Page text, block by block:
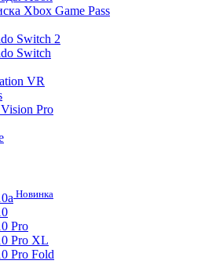
Xbox Game Pass
Switch 2
Switch
VR
Pro
Новинка
Pro
Pro XL
Pro Fold